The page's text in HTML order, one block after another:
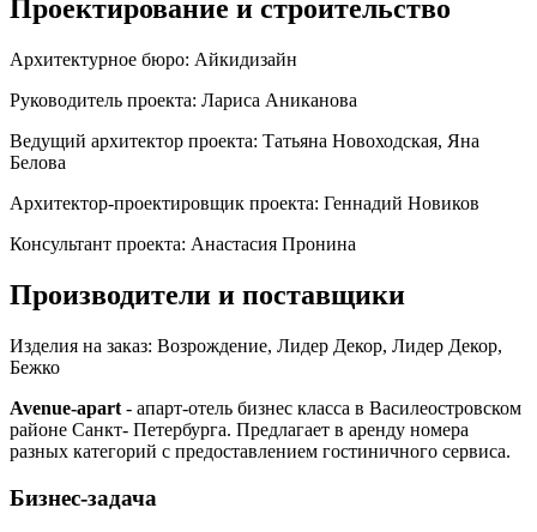
Проектирование и строительство
Архитектурное бюро: Айкидизайн
Руководитель проекта: Лариса Аниканова
Ведущий архитектор проекта: Татьяна Новоходская, Яна
Белова
Архитектор-проектировщик проекта: Геннадий Новиков
Консультант проекта: Анастасия Пронина
Производители и поставщики
Изделия на заказ: Возрождение, Лидер Декор, Лидер Декор,
Бежко
Avenue-apart - апарт-отель бизнес класса в Василеостровском
районе Санкт- Петербурга. Предлагает в аренду номера
разных категорий с предоставлением гостиничного сервиса.
Бизнес-задача